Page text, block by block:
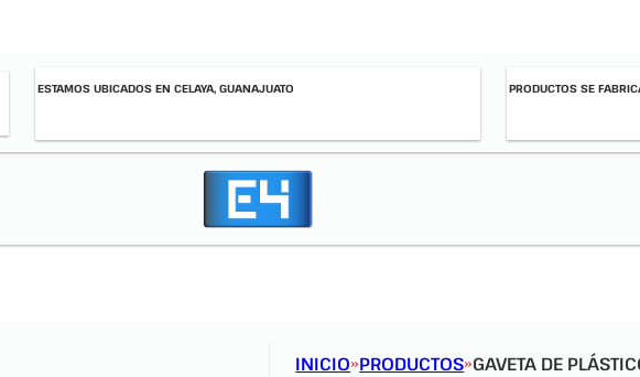
ESTAMOS UBICADOS EN CELAYA, GUANAJUATO PRODUCTOS SE
INICIO PRODUCTOS GAVETA DE